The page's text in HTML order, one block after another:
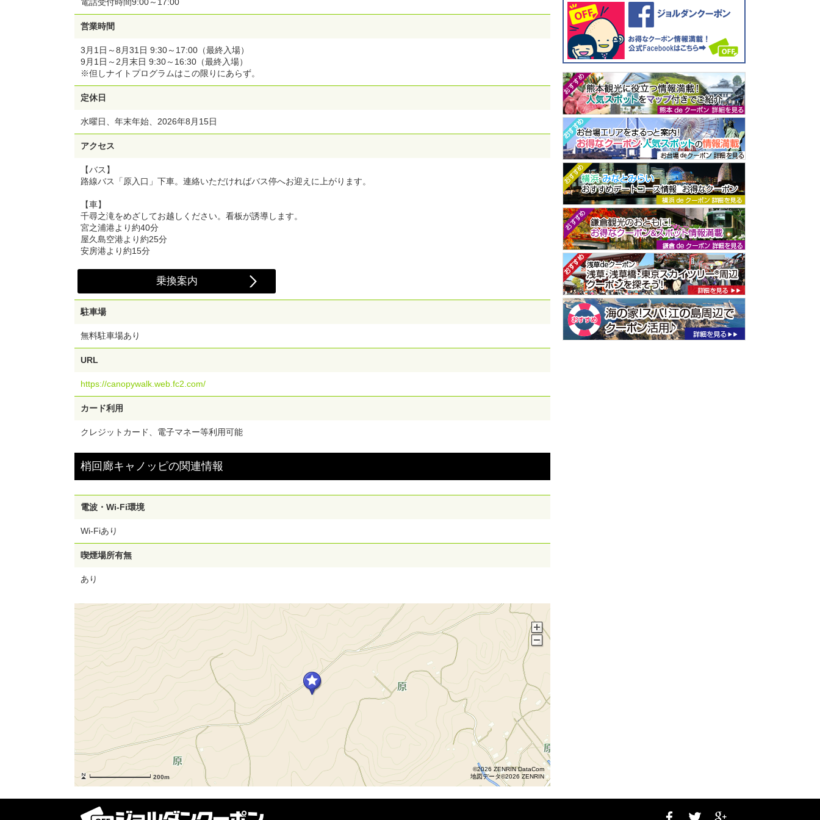
営業時間
3月1日～8月31日 9:30～17:00（最終入場）
9月1日～2月末日 9:30～16:30（最終入場）
※但しナイトプログラムはこの限りにあらず。
定休日
水曜日、年末年始、2026年8月15日
アクセス
【バス】
路線バス「原入口」下車。連絡いただければバス停へお迎えに上がります。
【車】
千尋之滝をめざしてお越しください。看板が誘導します。
宮之浦港より約40分
屋久島空港より約25分
安房港より約15分
乗換案内
駐車場
無料駐車場あり
URL
https://canopywalk.web.fc2.com/
カード利用
クレジットカード、電子マネー等利用可能
梢回廊キャノッピの関連情報
電波・Wi-Fi環境
Wi-Fiあり
喫煙場所有無
あり
200m
©2026 ZENRIN DataCom
地図データ©2026 ZENRIN